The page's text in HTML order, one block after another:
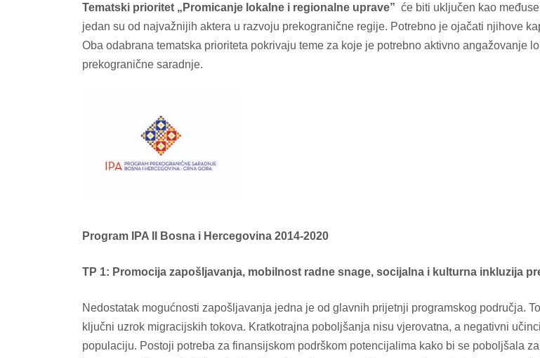
Tematski prioritet „Promicanje lokalne i regionalne uprave” će biti uključen kao
jedan su od najvažnijih aktera u razvoju prekogranične regije. Potrebno je ojačati njihove
Oba odabrana tematska prioriteta pokrivaju teme za koje je potrebno aktivno angažovanje
prekogranične saradnje.
Program IPA II Bosna i Hercegovina 2014-2020
TP 1: Promocija zapošljavanja, mobilnost radne snage, socijalna i kulturna inkluzija
Nedostatak mogućnosti zapošljavanja jedna je od glavnih prijetnji programskog područja.
ključni uzrok migracijskih tokova. Kratkotrajna poboljšanja nisu vjerovatna, a negativni
populaciju. Postoji potreba za finansijskom podrškom potencijalima kako bi se poboljšala